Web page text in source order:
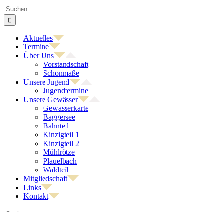
Zum
Inhalt
springen
Suche
nach:
Aktuelles
Termine
Über Uns
Vorstandschaft
Schonmaße
Unsere Jugend
Jugendtermine
Unsere Gewässer
Gewässerkarte
Baggersee
Bahnteil
Kinzigteil 1
Kinzigteil 2
Mühlrötze
Plauelbach
Waldteil
Mitgliedschaft
Links
Kontakt